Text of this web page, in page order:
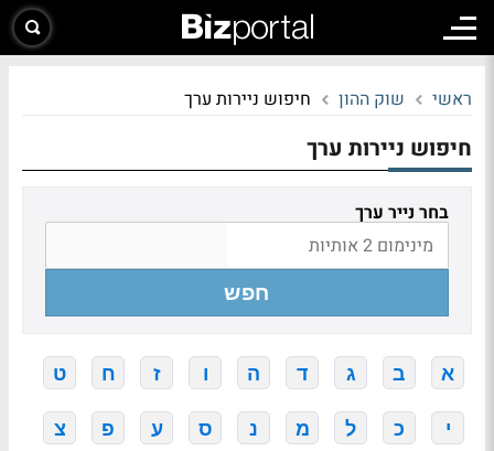
ראשי שוק ההון חיפוש ניירות ערך
חיפוש ניירות ערך
בחר נייר ערך
חפש
א ב ג ד ה ו ז ח ט
י כ ל מ נ ס ע פ צ